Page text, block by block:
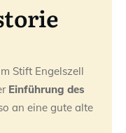
Stift Engelszell
Einführung des
an eine gute alte